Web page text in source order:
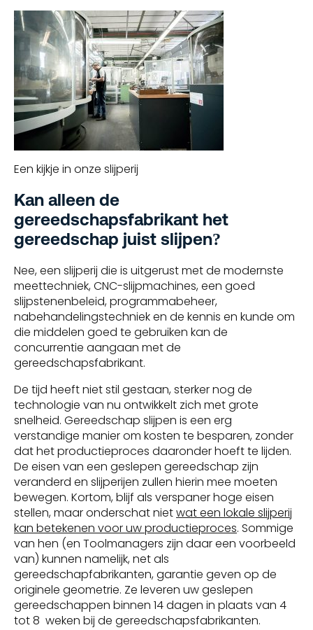
Een kijkje in onze slijperij
Kan alleen de
gereedschapsfabrikant het
gereedschap juist slijpen?
Nee, een slijperij die is uitgerust met de modernste
meettechniek, CNC-slijpmachines, een goed
slijpstenenbeleid, programmabeheer,
nabehandelingstechniek en de kennis en kunde om
die middelen goed te gebruiken kan de
concurrentie aangaan met de
gereedschapsfabrikant.
De tijd heeft niet stil gestaan, sterker nog de
technologie van nu ontwikkelt zich met grote
snelheid. Gereedschap slijpen is een erg
verstandige manier om kosten te besparen, zonder
dat het productieproces daaronder hoeft te lijden.
De eisen van een geslepen gereedschap zijn
veranderd en slijperijen zullen hierin mee moeten
bewegen. Kortom, blijf als verspaner hoge eisen
stellen, maar onderschat nietwat een lokale slijperij
kan betekenen voor uw productieproces. Sommige
van hen (en Toolmanagers zijn daar een voorbeeld
van) kunnen namelijk, net als
gereedschapfabrikanten, garantie geven op de
originele geometrie. Ze leveren uw geslepen
gereedschappen binnen 14 dagen in plaats van 4
tot 8 weken bij de gereedschapsfabrikanten.